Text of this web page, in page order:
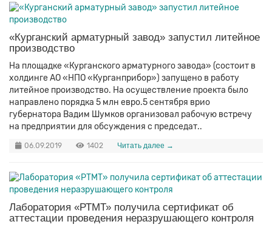
«Курганский арматурный завод» запустил литейное
производство
На площадке «Курганского арматурного завода» (состоит в
холдинге АО «НПО «Курганприбор») запущено в работу
литейное производство. На осуществление проекта было
направлено порядка 5 млн евро.5 сентября врио
губернатора Вадим Шумков организовал рабочую встречу
на предприятии для обсуждения с председат..
06.09.2019 1402 Читать далее →
Лаборатория «РТМТ» получила сертификат об
аттестации проведения неразрушающего контроля